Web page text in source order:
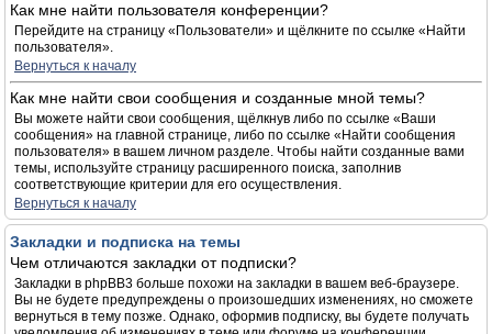
Как мне найти пользователя конференции?
Перейдите на страницу «Пользователи» и щёлкните по ссылке «Найти
пользователя».
Вернуться к началу
Как мне найти свои сообщения и созданные мной темы?
Вы можете найти свои сообщения, щёлкнув либо по ссылке «Ваши
сообщения» на главной странице, либо по ссылке «Найти сообщения
пользователя» в вашем личном разделе. Чтобы найти созданные вами
темы, используйте страницу расширенного поиска, заполнив
соответствующие критерии для его осуществления.
Вернуться к началу
Закладки и подписка на темы
Чем отличаются закладки от подписки?
Закладки в phpBB3 больше похожи на закладки в вашем веб-браузере.
Вы не будете предупреждены о произошедших изменениях, но сможете
вернуться в тему позже. Однако, оформив подписку, вы будете получать